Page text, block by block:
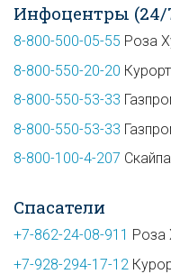
Инфоцентры (24/
8-800-500-05-55 Роза
8-800-550-20-20
8-800-550-53-33
8-800-550-53-33
8-800-100-4-207
Спасатели
+7-862-24-08-911 Роза
+7-928-294-17-12